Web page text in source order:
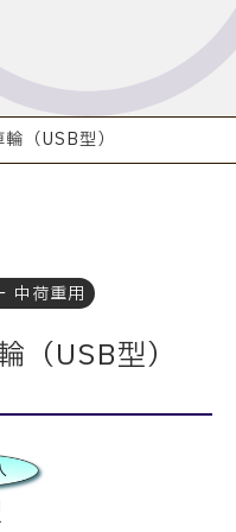
（USB型）
中荷重用
（USB型）